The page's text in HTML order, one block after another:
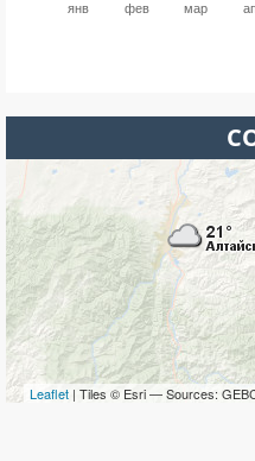
янв фев мар
Leaflet | Tiles © Esri — Sources: